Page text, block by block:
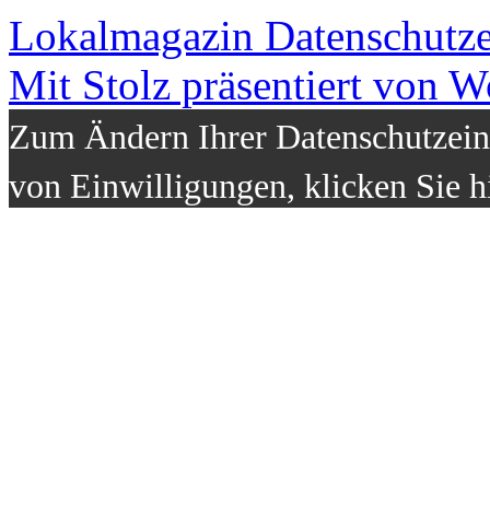
Lokalmagazin
Mit Stolz präsentiert von
Zum Ändern Ihrer
von Einwilligungen, klicken Sie